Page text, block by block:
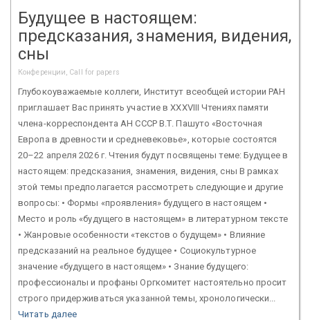
Будущее в настоящем:
предсказания, знамения, видения,
сны
Конференции, Call for papers
Глубокоуважаемые коллеги, Институт всеобщей истории РАН
приглашает Вас принять участие в XXХVIII Чтениях памяти
члена-корреспондента АН СССР В.Т. Пашуто «Восточная
Европа в древности и средневековье», которые состоятся
20–22 апреля 2026 г. Чтения будут посвящены теме: Будущее в
настоящем: предсказания, знамения, видения, сны В рамках
этой темы предполагается рассмотреть следующие и другие
вопросы: • Формы «проявления» будущего в настоящем •
Место и роль «будущего в настоящем» в литературном тексте
• Жанровые особенности «текстов о будущем» • Влияние
предсказаний на реальное будущее • Социокультурное
значение «будущего в настоящем» • Знание будущего:
профессионалы и профаны Оргкомитет настоятельно просит
строго придерживаться указанной темы, хронологически...
Читать далее